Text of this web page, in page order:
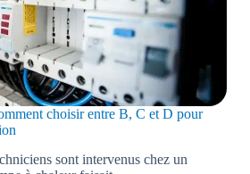
choisir entre B, C et D pour
sont intervenus chez un